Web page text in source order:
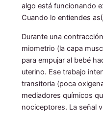
algo está funcionando
Cuando lo entiendes
Durante una
miometrio (la capa
para empujar al bebé
uterino. Ese trabajo
transitoria (poca
mediadores químicos
nociceptores. La señal